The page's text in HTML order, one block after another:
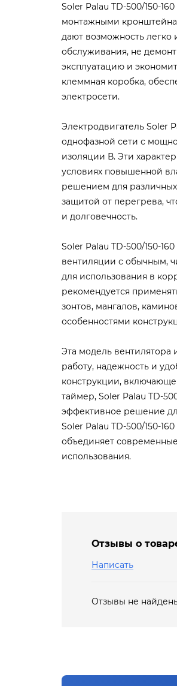
Soler Palau TD-500/150-
монтажными
дают возможность легко
обслуживания, не
эксплуатацию и
клеммная коробка,
электросети.
Электродвигатель Soler
однофазной сети с
изоляции В. Эти
условиях повышенной
решением для
защитой от перегрева,
и долговечность.
Soler Palau TD-500/150-
вентиляции с обычным,
для использования в
рекомендуется
зонтов, мангалов,
особенностями
Эта модель вентилятора
работу, надежность и
конструкции,
таймер, Soler Palau TD-
эффективное решение
Soler Palau TD-500/150-
объединяет
использования.
Отзывы о
Написать
Отзывы не